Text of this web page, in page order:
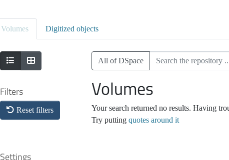
Volumes Digitized objects
Filters
Reset filters
Settings
All of DSpace
Volumes
Your search returned no results. Having
Try putting quotes around it